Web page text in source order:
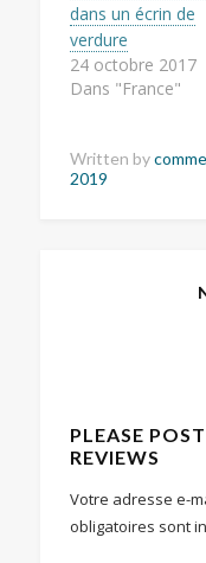
dans un écrin de
verdure
24 octobre 2017
Dans "France"
Written by
2019
PLEASE
REVIEWS
Votre adresse e-
obligatoires sont